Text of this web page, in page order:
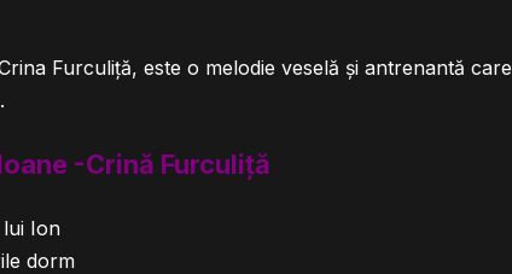
Furculiță, este o melodie veselă și antrenantă care
-Crină Furculiță
Ion
dorm